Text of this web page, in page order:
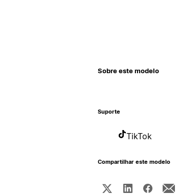
Sobre este modelo
Suporte
TikTok
Compartilhar este modelo